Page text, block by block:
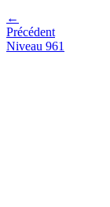
←
Précédent
Niveau 961